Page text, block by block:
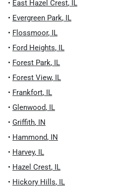
• East Hazel Crest, IL
• Evergreen Park, IL
• Flossmoor, IL
• Ford Heights, IL
• Forest Park, IL
• Forest View, IL
• Frankfort, IL
• Glenwood, IL
• Griffith, IN
• Hammond, IN
• Harvey, IL
• Hazel Crest, IL
• Hickory Hills, IL